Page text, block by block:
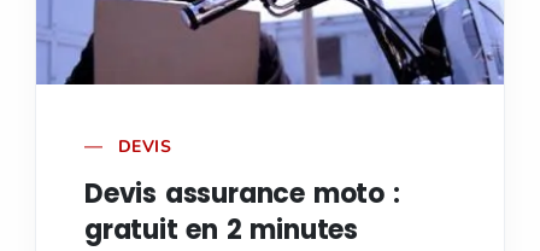
DEVIS
Devis assurance moto :
gratuit en 2 minutes